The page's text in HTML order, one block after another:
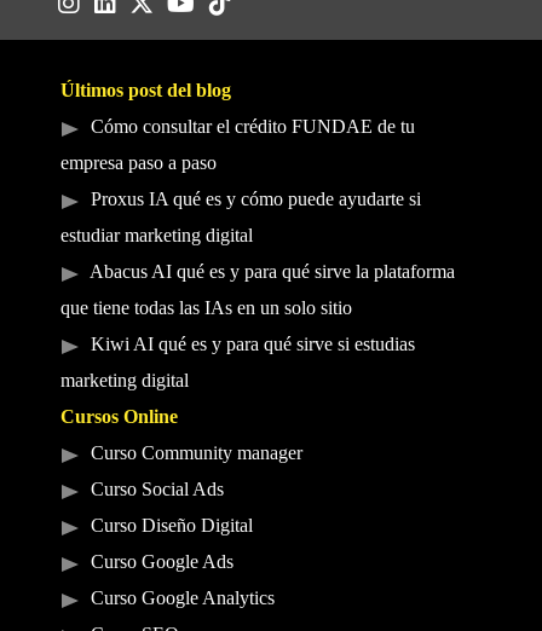
Últimos post del blog
Cómo consultar el crédito FUNDAE de tu
empresa paso a paso
Proxus IA qué es y cómo puede ayudarte si
estudiar marketing digital
Abacus AI qué es y para qué sirve la plataforma
que tiene todas las IAs en un solo sitio
Kiwi AI qué es y para qué sirve si estudias
marketing digital
Cursos Online
Curso Community manager
Curso Social Ads
Curso Diseño Digital
Curso Google Ads
Curso Google Analytics